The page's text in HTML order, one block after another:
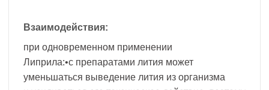
Взаимодействия:
при одновременном применении
Липрила:•с препаратами лития может
уменьшаться выведение лития из организма